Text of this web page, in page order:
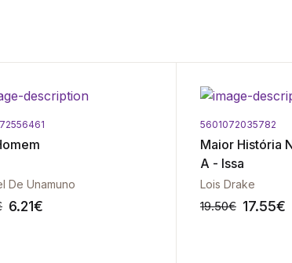
De Unamuno
6.21€
5601072035782
Maior História
A - Issa
Lois Drake
19.50€ 17.55€